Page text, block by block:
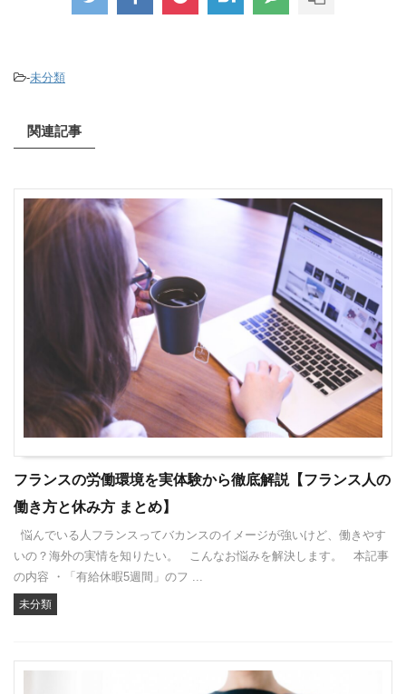
-未分類
関連記事
フランスの労働環境を実体験から徹底解説【フランス人の
働き方と休み方 まとめ】
悩んでいる人フランスってバカンスのイメージが強いけど、働きやす
いの？海外の実情を知りたい。 こんなお悩みを解決します。 本記事
の内容 ・「有給休暇5週間」のフ ...
未分類